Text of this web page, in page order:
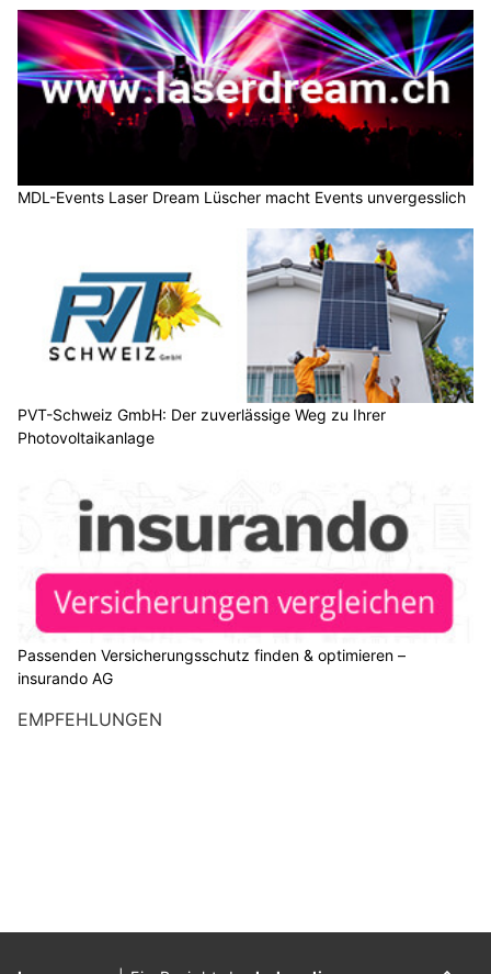
MDL-Events Laser Dream Lüscher macht Events unvergesslich
PVT-Schweiz GmbH: Der zuverlässige Weg zu Ihrer
Photovoltaikanlage
Passenden Versicherungsschutz finden & optimieren –
insurando AG
EMPFEHLUNGEN